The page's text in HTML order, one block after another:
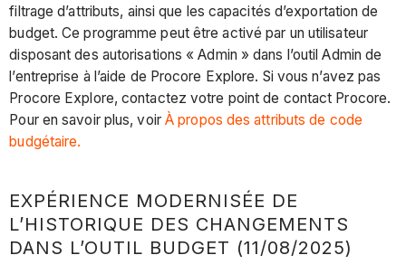
filtrage d’attributs, ainsi que les capacités d’exportation de
budget. Ce programme peut être activé par un utilisateur
disposant des autorisations « Admin » dans l’outil Admin de
l’entreprise à l’aide de Procore Explore. Si vous n’avez pas
Procore Explore, contactez votre point de contact Procore.
Pour en savoir plus, voir À propos des attributs de code
budgétaire.
EXPÉRIENCE MODERNISÉE DE
L’HISTORIQUE DES CHANGEMENTS
DANS L’OUTIL BUDGET (11/08/2025)